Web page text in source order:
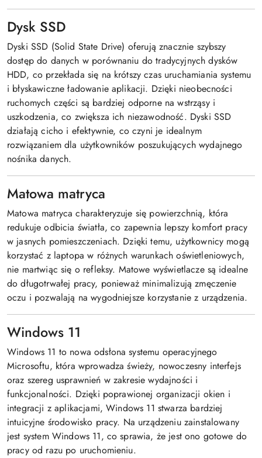
Dysk SSD
Dyski SSD (Solid State Drive) oferują znacznie szybszy
dostęp do danych w porównaniu do tradycyjnych dysków
HDD, co przekłada się na krótszy czas uruchamiania systemu
i błyskawiczne ładowanie aplikacji. Dzięki nieobecności
ruchomych części są bardziej odporne na wstrząsy i
uszkodzenia, co zwiększa ich niezawodność. Dyski SSD
działają cicho i efektywnie, co czyni je idealnym
rozwiązaniem dla użytkowników poszukujących wydajnego
nośnika danych.
Matowa matryca
Matowa matryca charakteryzuje się powierzchnią, która
redukuje odbicia światła, co zapewnia lepszy komfort pracy
w jasnych pomieszczeniach. Dzięki temu, użytkownicy mogą
korzystać z laptopa w różnych warunkach oświetleniowych,
nie martwiąc się o refleksy. Matowe wyświetlacze są idealne
do długotrwałej pracy, ponieważ minimalizują zmęczenie
oczu i pozwalają na wygodniejsze korzystanie z urządzenia.
Windows 11
Windows 11 to nowa odsłona systemu operacyjnego
Microsoftu, która wprowadza świeży, nowoczesny interfejs
oraz szereg usprawnień w zakresie wydajności i
funkcjonalności. Dzięki poprawionej organizacji okien i
integracji z aplikacjami, Windows 11 stwarza bardziej
intuicyjne środowisko pracy. Na urządzeniu zainstalowany
jest system Windows 11, co sprawia, że jest ono gotowe do
pracy od razu po uruchomieniu.